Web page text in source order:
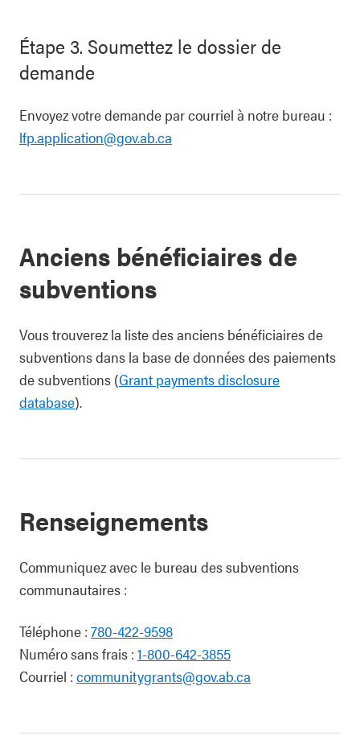
Étape 3. Soumettez le dossier de
demande
Envoyez votre demande par courriel à notre bureau :
lfp.application@gov.ab.ca
Anciens bénéficiaires de
subventions
Vous trouverez la liste des anciens bénéficiaires de
subventions dans la base de données des paiements
de subventions (Grant payments disclosure
database).
Renseignements
Communiquez avec le bureau des subventions
communautaires :
Téléphone : 780-422-9598
Numéro sans frais : 1-800-642-3855
Courriel : communitygrants@gov.ab.ca